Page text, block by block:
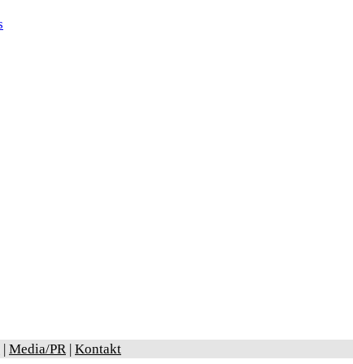
Media/PR| Kontakt